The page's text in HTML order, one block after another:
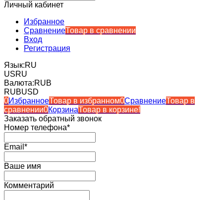
Личный кабинет
Избранное
СравнениеТовар в сравнении
Вход
Регистрация
Язык:RU
USRU
Валюта:RUB
RUBUSD
0ИзбранноеТовар в избранном0СравнениеТовар в
сравнении0КорзинаТовар в корзине!
Заказать обратный звонок
Номер телефона*
Email*
Ваше имя
Комментарий